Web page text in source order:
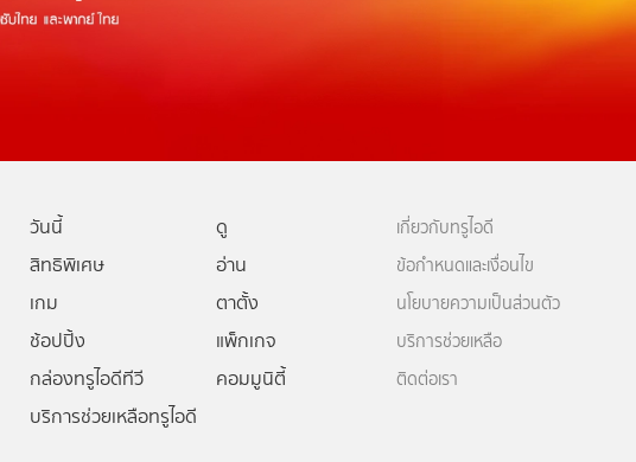
วันนี้
ดู
สิทธิพิเศษ
อ่าน
เกม
ตาตั้ง
ช้อปปิ้ง
แพ็กเกจ
กล่องทรูไอดีทีวี
คอมมูนิตี้
บริการช่วยเหลือทรูไอดี
เกี่ยวกับทรูไอดี
ข้อกำหนดและเงื่อนไข
นโยบายความเป็นส่วนตัว
บริการช่วยเหลือ
ติดต่อเรา